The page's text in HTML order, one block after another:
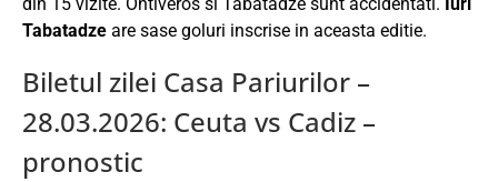
din 15 vizite. Ontiveros si Tabatadze sunt accidentati. Iuri
Tabatadze are sase goluri inscrise in aceasta editie.
Biletul zilei Casa Pariurilor –
28.03.2026: Ceuta vs Cadiz –
pronostic